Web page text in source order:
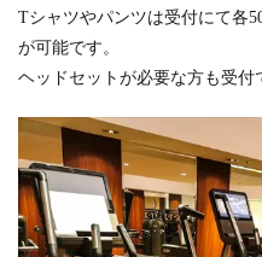
Tシャツやパンツは受付にて各
が可能です。
ヘッドセットが必要な方も受付